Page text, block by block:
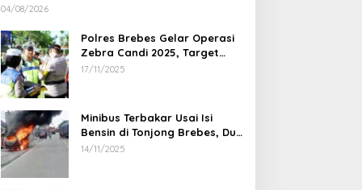
Bantarkawung Telan Korban, Innova
04/08/2026
Polres Brebes Gelar Operasi
Zebra Candi 2025, Target
Turunkan Kecelakaan dan
17/11/2025
Minibus Terbakar Usai Isi
Bensin di Tonjong Brebes, Dua
Penumpang Luka Bakar
14/11/2025